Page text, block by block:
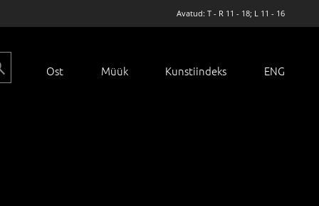
Avatud: T - R 11 - 18; L 11 - 16
Ost Müük Kunstiindeks ENG